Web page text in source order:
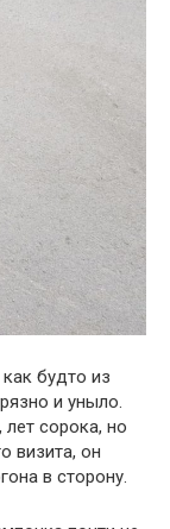
будто из
и уныло.
сорока, но
визита, он
в сторону.